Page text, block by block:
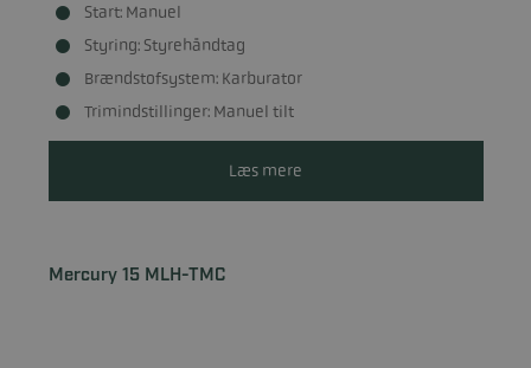
Start: Manuel
Styring: Styrehåndtag
Brændstofsystem: Karburator
Trimindstillinger: Manuel tilt
Læs mere
Mercury 15 MLH-TMC